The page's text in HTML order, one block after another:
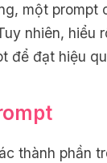
một prompt
nhiên, hiểu
để đạt hiệu
thành phần